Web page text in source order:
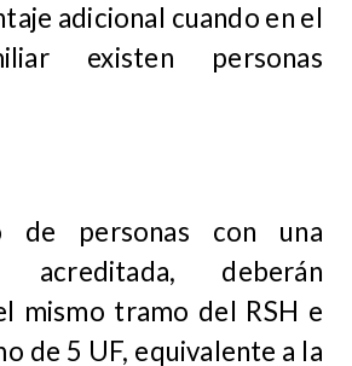
adicional cuando en el
existen personas
de personas con una
acreditada, deberán
mismo tramo del RSH e
de 5 UF, equivalente a la